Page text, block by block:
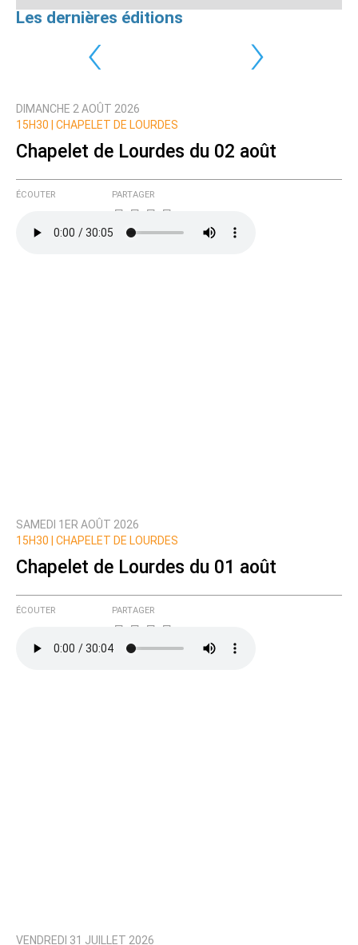
Les dernières éditions
‹ ›
DIMANCHE 2 AOÛT 2026
15H30 |
CHAPELET DE LOURDES
Chapelet de Lourdes du 02 août
ÉCOUTER PARTAGER
SAMEDI 1ER AOÛT 2026
15H30 |
CHAPELET DE LOURDES
Chapelet de Lourdes du 01 août
ÉCOUTER PARTAGER
VENDREDI 31 JUILLET 2026